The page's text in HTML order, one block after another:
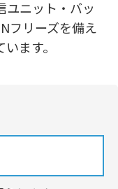
ユニット・バッ
フリーズを備え
ます。